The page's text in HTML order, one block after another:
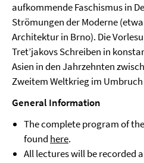
aufkommende Faschismus in
Strömungen der Moderne
Architektur in Brno). Die
Tret’jakovs Schreiben in
Asien in den Jahrzehnten
Zweitem Weltkrieg im
General Information
The complete program of
found here.
All lectures will be recorded